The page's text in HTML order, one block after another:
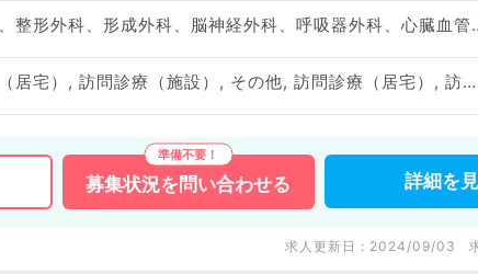
神経内科、整形外科、形成外科、脳神経外科、呼吸器外科、心臓血管外科、泌
訪問診療（居宅）, 訪問診療（施設）, その他, 訪問診療（居宅）, 訪問診療（施設）
募集状況を 問い合わせる 詳細を
求人更新日 : 2024/09/03